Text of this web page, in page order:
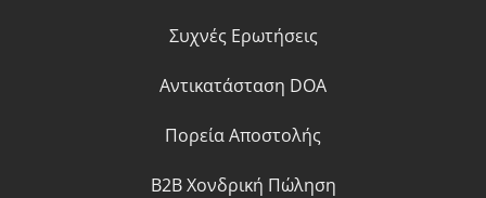
Συχνές Ερωτήσεις
Αντικατάσταση DOA
Πορεία Αποστολής
B2B Χονδρική Πώληση